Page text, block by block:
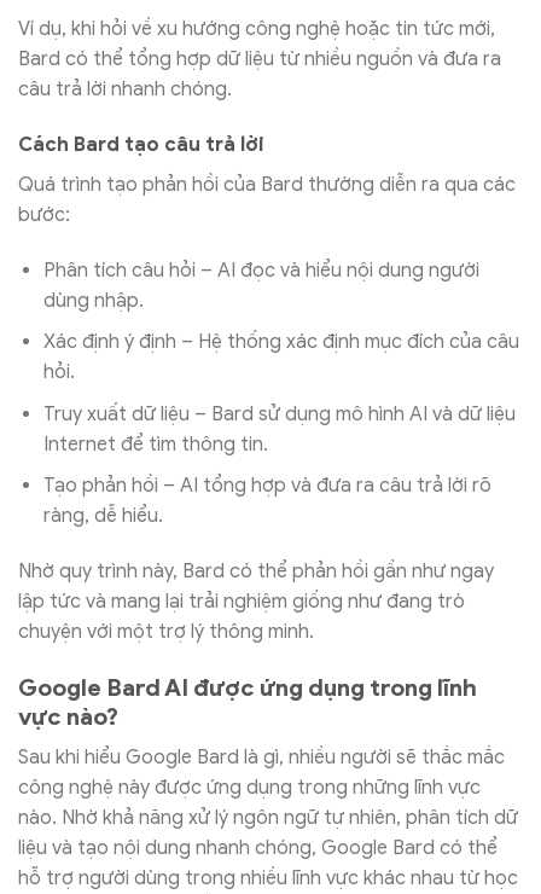
Ví dụ, khi hỏi về xu hướng công nghệ hoặc tin tức mới,
Bard có thể tổng hợp dữ liệu từ nhiều nguồn và đưa ra
câu trả lời nhanh chóng.
Cách Bard tạo câu trả lời
Quá trình tạo phản hồi của Bard thường diễn ra qua các
bước:
Phân tích câu hỏi – AI đọc và hiểu nội dung người
dùng nhập.
Xác định ý định – Hệ thống xác định mục đích của câu
hỏi.
Truy xuất dữ liệu – Bard sử dụng mô hình AI và dữ liệu
Internet để tìm thông tin.
Tạo phản hồi – AI tổng hợp và đưa ra câu trả lời rõ
ràng, dễ hiểu.
Nhờ quy trình này, Bard có thể phản hồi gần như ngay
lập tức và mang lại trải nghiệm giống như đang trò
chuyện với một trợ lý thông minh.
Google Bard AI được ứng dụng trong lĩnh
vực nào?
Sau khi hiểu Google Bard là gì, nhiều người sẽ thắc mắc
công nghệ này được ứng dụng trong những lĩnh vực
nào. Nhờ khả năng xử lý ngôn ngữ tự nhiên, phân tích dữ
liệu và tạo nội dung nhanh chóng, Google Bard có thể
hỗ trợ người dùng trong nhiều lĩnh vực khác nhau từ học